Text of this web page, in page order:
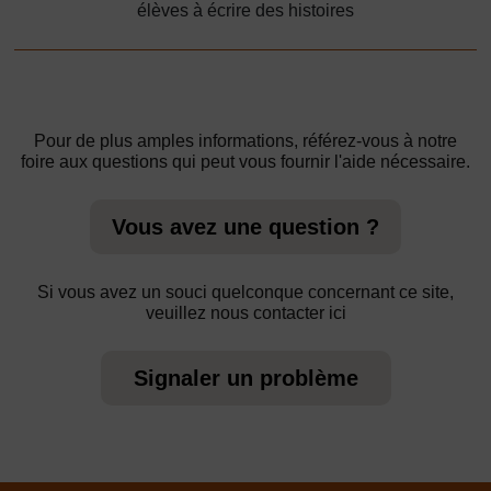
élèves à écrire des histoires
Pour de plus amples informations, référez-vous à notre
foire aux questions qui peut vous fournir l'aide nécessaire.
Vous avez une question ?
Si vous avez un souci quelconque concernant ce site,
veuillez nous contacter ici
Signaler un problème